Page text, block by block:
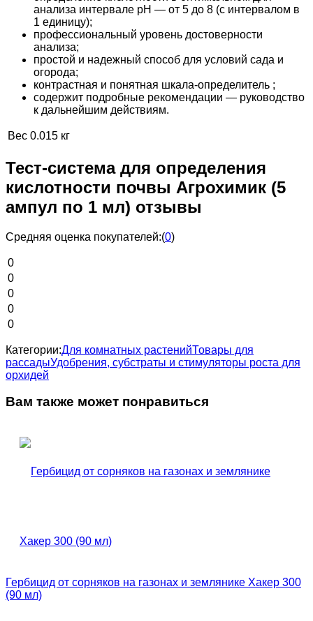
анализа интервале pH — от 5 до 8 (с ин­тервалом в
1 единицу);
профессиональный уровень дос­то­вер­ности
анализа;
простой и надежный способ для ус­ло­вий сада и
огорода;
контрастная и понятная шкала-определитель ;
содержит подробные рекомен­да­ции — ру­ко­водство
к дальнейшим дей­стви­ям.
Вес 0.015 кг
Тест-система для определения
кислотности почвы Агрохимик (5
ампул по 1 мл) отзывы
Средняя оценка покупателей:(0)
0
0
0
0
0
Категории:Для комнатных растенийТовары для
рассадыУдобрения, субстраты и стимуляторы роста для
орхидей
Вам также может понравиться
Гербицид от сорняков на газонах и землянике Хакер 300
(90 мл)